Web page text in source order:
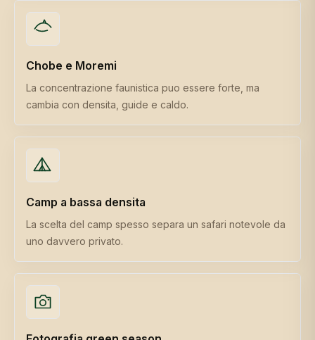
Chobe e Moremi
La concentrazione faunistica puo essere forte, ma
cambia con densita, guide e caldo.
Camp a bassa densita
La scelta del camp spesso separa un safari notevole da
uno davvero privato.